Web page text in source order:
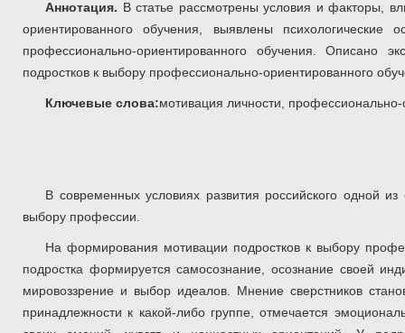
Аннотация. В статье рассмотрены условия и факторы,
ориентированного обучения, выявлены
профессионально-ориентированного обучения. Описано
подростков к выбору профессионально-ориентированного
Ключевые слова:мотивация личности,
В современных условиях развития российского одной
выбору профессии.
На формирования мотивации подростков к выбору
подростка формируется самосознание, осознание своей
мировоззрение и выбор идеалов. Мнение сверстников
принадлежности к какой-либо группе, отмечается